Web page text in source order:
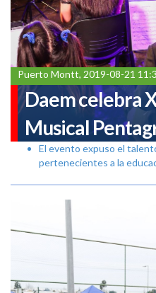
Puerto Montt, 2019-08-21
Daem celebra
Musical
El evento expuso el
pertenecientes a la